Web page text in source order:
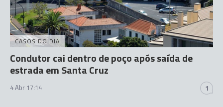
CASOS DO DIA
Condutor cai dentro de poço após saída de
estrada em Santa Cruz
4 Abr 17:14 1